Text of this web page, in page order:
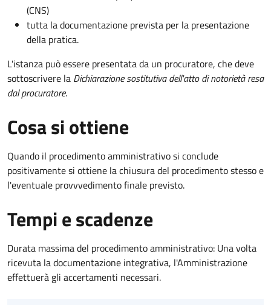
(CNS)
tutta la documentazione prevista per la presentazione
della pratica.
L'istanza può essere presentata da un procuratore, che deve
sottoscrivere la Dichiarazione sostitutiva dell'atto di notorietà resa
dal procuratore.
Cosa si ottiene
Quando il procedimento amministrativo si conclude
positivamente si ottiene la chiusura del procedimento stesso e
l'eventuale provvvedimento finale previsto.
Tempi e scadenze
Durata massima del procedimento amministrativo: Una volta
ricevuta la documentazione integrativa, l'Amministrazione
effettuerà gli accertamenti necessari.